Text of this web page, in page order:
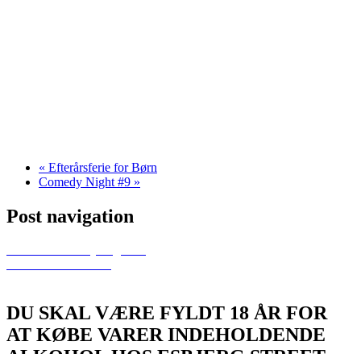
« Efterårsferie for Børn
Comedy Night #9 »
Post navigation
DU SKAL VÆRE FYLDT 18 ÅR FOR
AT KØBE VARER INDEHOLDENDE